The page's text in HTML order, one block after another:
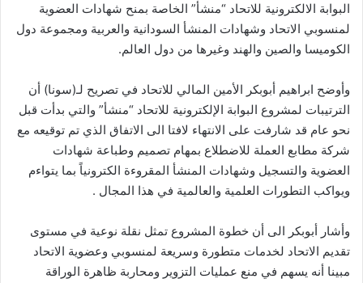
البوابة الالكترونية للاتحاد “منشأ” الخاصة بمنح شهادات العضوية
لمنسوبي الاتحاد وشهادات المنشأ السودانية والعربية ومجموعة دول
الكوميسا والصين والهند وغيرها من دول العالم.
وأوضح ابراهيم أبوبكر الأمين المالي للاتحاد في تصريح لـ(سونا) أن
الترتيبات لمشروع البوابة الإلكترونية للاتحاد “منشأ” والتي بدأت قبل
نحو عام قد شارفت على الانتهاء لافتا الى الاتفاق الذي تم توقيعه مع
شركة مطابع العملة للاضطلاع بمهام تصميم وطباعة شهادات
العضوية والتسجيل وشهادات المنشأ المقروءة الكترونياً بما يتواءم
ويواكب التطورات العلمية والعالمية في هذا المجال .
وأشار أبوبكر الى أن خطوة المشروع تمثل نقلة نوعية في مستوى
تقديم الاتحاد لخدمات متطورة وسريعة لمنسوبي وعضوية الاتحاد
مبينا أنه يسهم في منع عمليات التزوير ومحاربة ظاهرة الوراقة